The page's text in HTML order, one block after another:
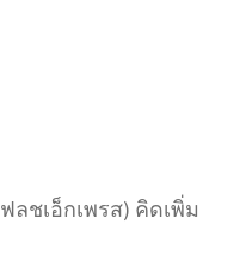
ลชเอ็กเพรส) คิดเพิ่ม